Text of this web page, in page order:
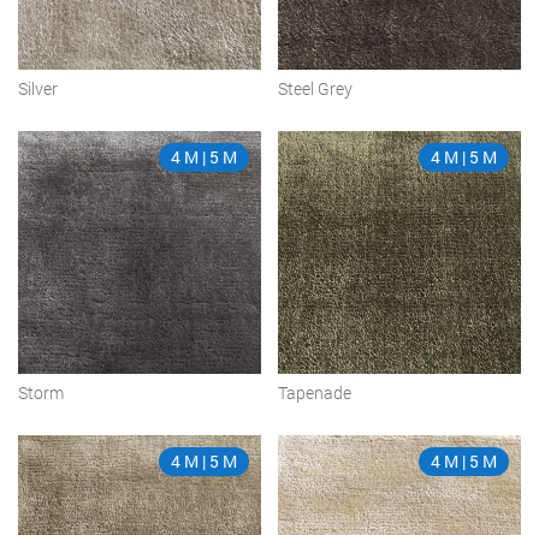
Silver Steel Grey
4 M | 5 M
Storm
4 M | 5 M
Tapenade
4 M | 5 M 4 M | 5 M